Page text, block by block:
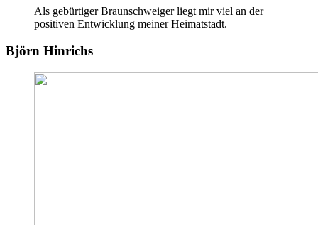
Als gebürtiger Braunschweiger liegt mir viel an der
positiven Entwicklung meiner Heimatstadt.
Björn Hinrichs